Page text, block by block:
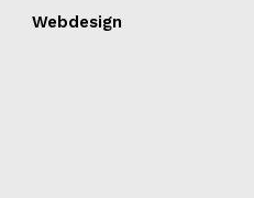
Webdesign